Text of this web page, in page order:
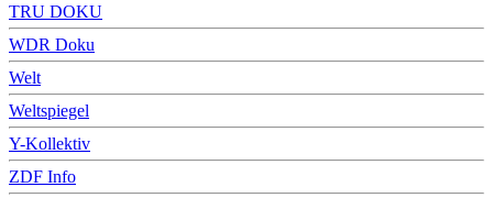
TRU DOKU
WDR Doku
Welt
Weltspiegel
Y-Kollektiv
ZDF Info